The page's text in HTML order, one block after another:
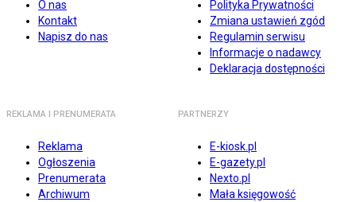
O nas
Kontakt
Napisz do nas
Polityka Prywatności
Zmiana ustawień zgód
Regulamin serwisu
Informacje o nadawcy
Deklaracja dostępności
REKLAMA I PRENUMERATA
Reklama
Ogłoszenia
Prenumerata
Archiwum
PARTNERZY
E-kiosk.pl
E-gazety.pl
Nexto.pl
Mała księgowość